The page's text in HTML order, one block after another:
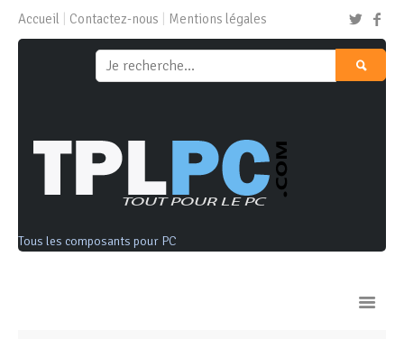
Accueil Contactez-nous Mentions légales
Tous les composants pour PC